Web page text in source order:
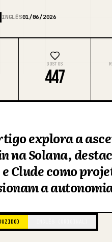
INGLÊS01/06/2026
GOSTOS
447
explora a
na Solana,
Clude como
a